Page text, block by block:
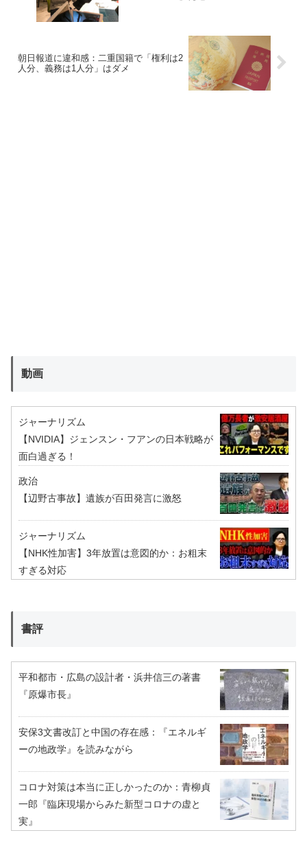
朝日報道に違和感：二重国籍で「権利は2
人分、義務は1人分」はダメ
動画
ジャーナリズム
【NVIDIA】ジェンスン・フアンの日本戦略が
面白過ぎる！
政治
【辺野古事故】遺族が百田発言に激怒
ジャーナリズム
【NHK性加害】3年放置は意図的か：お粗末
すぎる対応
書評
平和都市・広島の設計者・浜井信三の著書
『原爆市長』
安保3文書改訂と中国の存在感：『エネルギ
ーの地政学』を読みながら
コロナ対策は本当に正しかったのか：青柳貞
一郎『臨床現場からみた新型コロナの虚と
実』